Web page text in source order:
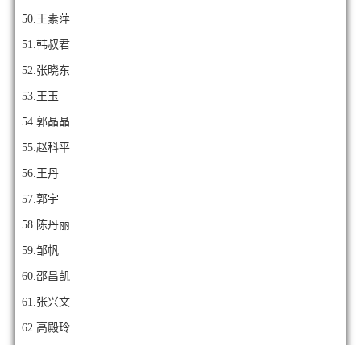
50.王素萍
51.韩叔君
52.张晓东
53.王玉
54.郭晶晶
55.赵科平
56.王丹
57.郭宇
58.陈丹丽
59.邹帆
60.邵昌凯
61.张兴文
62.高殿玲